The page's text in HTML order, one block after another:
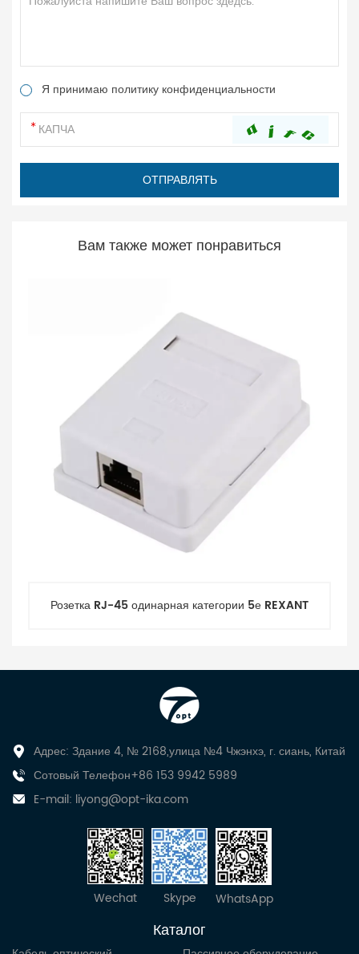
Я принимаю политику конфиденциальности
Вам также может понравиться
Розетка RJ-45 одинарная категории 5е REXANT
Адрес: Здание 4, № 2168,улица №4 Чжэнхэ, г. сиань, Китай
Сотовый Телефон+86 153 9942 5989
E-mail: liyong@opt-ika.com
Wechat Skype WhatsApp
Каталог